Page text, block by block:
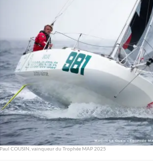
Paul COUSIN, vainqueur du Trophée MAP 2025